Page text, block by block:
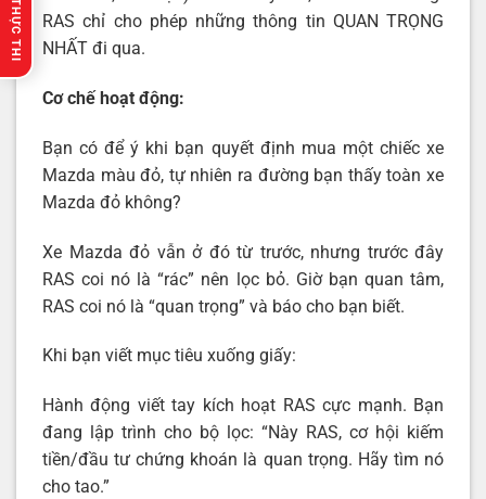
RAS chỉ cho phép những thông tin QUAN TRỌNG
NHẤT đi qua.
Cơ chế hoạt động:
Bạn có để ý khi bạn quyết định mua một chiếc xe
Mazda màu đỏ, tự nhiên ra đường bạn thấy toàn xe
Mazda đỏ không?
Xe Mazda đỏ vẫn ở đó từ trước, nhưng trước đây
RAS coi nó là “rác” nên lọc bỏ. Giờ bạn quan tâm,
RAS coi nó là “quan trọng” và báo cho bạn biết.
Khi bạn viết mục tiêu xuống giấy:
Hành động viết tay kích hoạt RAS cực mạnh. Bạn
đang lập trình cho bộ lọc: “Này RAS, cơ hội kiếm
tiền/đầu tư chứng khoán là quan trọng. Hãy tìm nó
cho tao.”